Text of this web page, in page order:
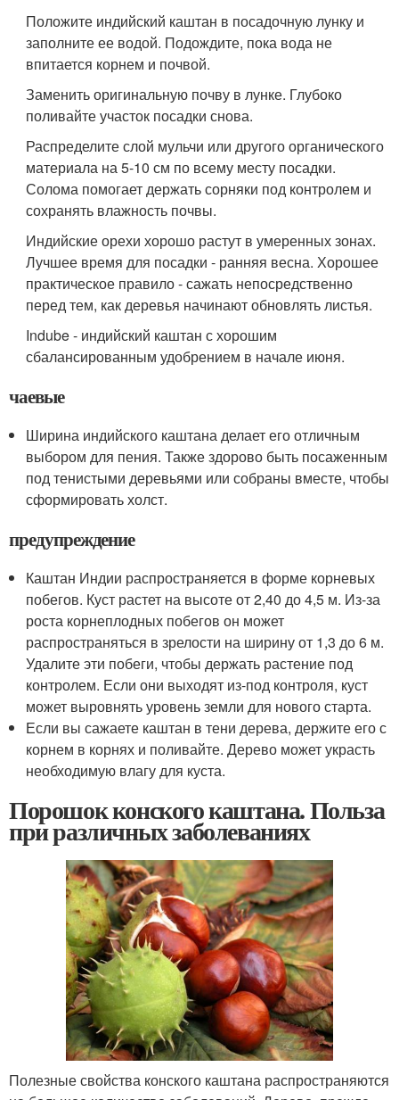
Положите индийский каштан в посадочную лунку и
заполните ее водой. Подождите, пока вода не
впитается корнем и почвой.
Заменить оригинальную почву в лунке. Глубоко
поливайте участок посадки снова.
Распределите слой мульчи или другого органического
материала на 5-10 см по всему месту посадки.
Солома помогает держать сорняки под контролем и
сохранять влажность почвы.
Индийские орехи хорошо растут в умеренных зонах.
Лучшее время для посадки - ранняя весна. Хорошее
практическое правило - сажать непосредственно
перед тем, как деревья начинают обновлять листья.
Indube - индийский каштан с хорошим
сбалансированным удобрением в начале июня.
чаевые
Ширина индийского каштана делает его отличным
выбором для пения. Также здорово быть посаженным
под тенистыми деревьями или собраны вместе, чтобы
сформировать холст.
предупреждение
Каштан Индии распространяется в форме корневых
побегов. Куст растет на высоте от 2,40 до 4,5 м. Из-за
роста корнеплодных побегов он может
распространяться в зрелости на ширину от 1,3 до 6 м.
Удалите эти побеги, чтобы держать растение под
контролем. Если они выходят из-под контроля, куст
может выровнять уровень земли для нового старта.
Если вы сажаете каштан в тени дерева, держите его с
корнем в корнях и поливайте. Дерево может украсть
необходимую влагу для куста.
Порошок конского каштана. Польза
при различных заболеваниях
Полезные свойства конского каштана распространяются